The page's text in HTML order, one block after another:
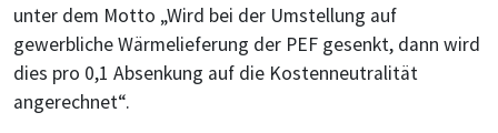
unter dem Motto „Wird bei der Umstellung auf
gewerbliche Wärmelieferung der PEF gesenkt, dann wird
dies pro 0,1 Absenkung auf die Kostenneutralität
angerechnet“.